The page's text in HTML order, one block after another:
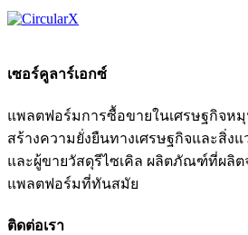
เซอร์คูลาร์เอกซ์
แพลตฟอร์มการซื้อขายในเศรษฐกิจหมุ
สร้างความยั่งยืนทางเศรษฐกิจและสิ่ง
และผู้ขายวัสดุรีไซเคิล ผลิตภัณฑ์ที่ผลิต
แพลตฟอร์มที่ทันสมัย
ติดต่อเรา